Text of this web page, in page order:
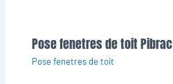
Pose fenetres de toit Pibrac
Pose fenetres de toit